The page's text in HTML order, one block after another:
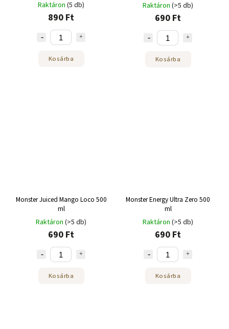
Raktáron (5 db)
890 Ft
Kosárba
Raktáron (>5 db)
690 Ft
Kosárba
Monster Juiced Mango Loco 500
ml
Raktáron (>5 db)
690 Ft
Kosárba
Monster Energy Ultra Zero 500
ml
Raktáron (>5 db)
690 Ft
Kosárba